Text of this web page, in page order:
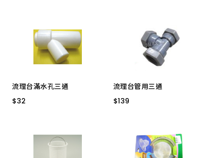
上架時間 由新到舊
流理台滿水孔三通
$32
$32
流理台管用三通
$139
$139